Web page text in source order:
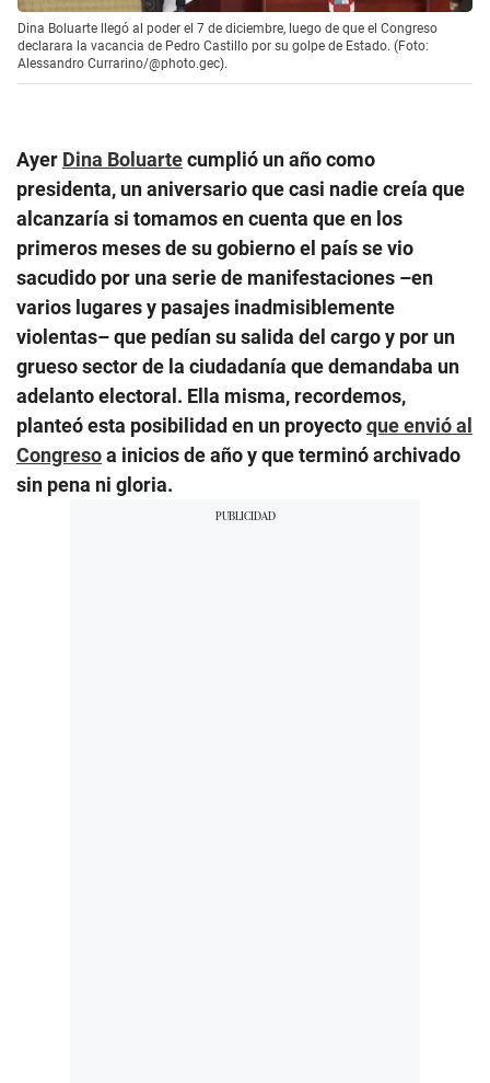
Dina Boluarte llegó al poder el 7 de diciembre, luego de que el Congreso
declarara la vacancia de Pedro Castillo por su golpe de Estado. (Foto:
Alessandro Currarino/@photo.gec).
Ayer Dina Boluartecumplió un año como
presidenta, un aniversario que casi nadie creía que
alcanzaría si tomamos en cuenta que en los
primeros meses de su gobierno el país se vio
sacudido por una serie de manifestaciones –en
varios lugares y pasajes inadmisiblemente
violentas– que pedían su salida del cargo y por un
grueso sector de la ciudadanía que demandaba un
adelanto electoral. Ella misma, recordemos,
planteó esta posibilidad en un proyectoque envió al
Congresoa inicios de año y que terminó archivado
sin pena ni gloria.